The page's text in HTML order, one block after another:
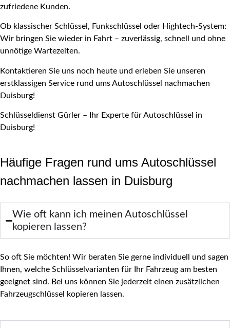
zufriedene Kunden.
Ob klassischer Schlüssel, Funkschlüssel oder Hightech-System:
Wir bringen Sie wieder in Fahrt – zuverlässig, schnell und ohne
unnötige Wartezeiten.
Kontaktieren Sie uns noch heute und erleben Sie unseren
erstklassigen Service rund ums Autoschlüssel nachmachen
Duisburg!
Schlüsseldienst Gürler – Ihr Experte für Autoschlüssel in
Duisburg!
Häufige Fragen rund ums Autoschlüssel
nachmachen lassen in Duisburg
Wie oft kann ich meinen Autoschlüssel
kopieren lassen?
So oft Sie möchten! Wir beraten Sie gerne individuell und sagen
Ihnen, welche Schlüsselvarianten für Ihr Fahrzeug am besten
geeignet sind. Bei uns können Sie jederzeit einen zusätzlichen
Fahrzeugschlüssel kopieren lassen.